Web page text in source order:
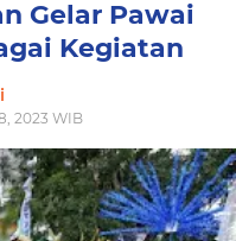
Gelar Pawai
Kegiatan
2023 WIB